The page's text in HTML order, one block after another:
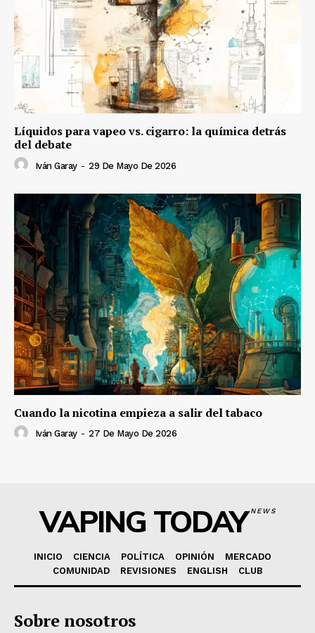
Líquidos para vapeo vs. cigarro: la química detrás
del debate
Iván Garay - 29 De Mayo De 2026
Cuando la nicotina empieza a salir del tabaco
Iván Garay - 27 De Mayo De 2026
VAPING TODAYNEWS
INICIO CIENCIA POLÍTICA OPINIÓN
MERCADO
COMUNIDAD
REVISIONES ENGLISH CLUB
Sobre nosotros